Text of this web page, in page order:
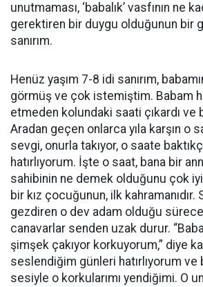
unutmaması, ‘babalık’ vasfının ne
gerektiren bir duygu olduğunun bir
sanırım.
Henüz yaşım 7-8 idi sanırım,
görmüş ve çok istemiştim. Babam
etmeden kolundaki saati çıkardı ve
Aradan geçen onlarca yıla karşın o
sevgi, onurla takıyor, o saate
hatırlıyorum. İşte o saat, bana bir
sahibinin ne demek olduğunu çok
bir kız çocuğunun, ilk kahramanıdır.
gezdiren o dev adam olduğu
canavarlar senden uzak durur.
şimşek çakıyor korkuyorum,” diye
seslendiğim günleri hatırlıyorum ve
sesiyle o korkularımı yendiğimi. O